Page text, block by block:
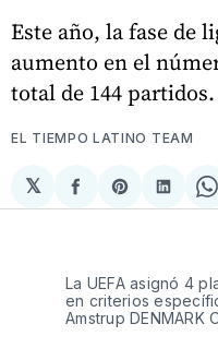
Este año, la fase de
aumento en el
total de 144 partidos.
EL TIEMPO LATINO TEAM
𝕏
Compartir
en
Share
on
en
La UEFA asignó 4
en criterios
Amstrup DENMARK